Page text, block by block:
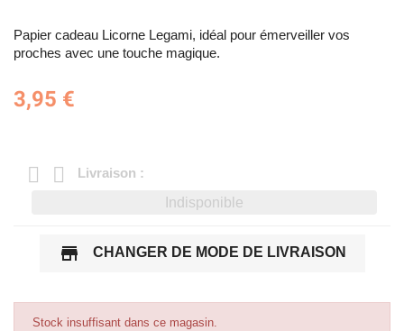
Papier cadeau Licorne Legami, idéal pour émerveiller vos
proches avec une touche magique.
3,95 €
Livraison :
Indisponible
store CHANGER DE MODE DE LIVRAISON
Stock insuffisant dans ce magasin.